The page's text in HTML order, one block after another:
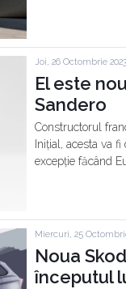
Joi, 26 Octombrie 2023
El este
Sandero
Constructorul
Inițial, acesta va
excepție făcând
Miercuri, 25
Noua
începutul